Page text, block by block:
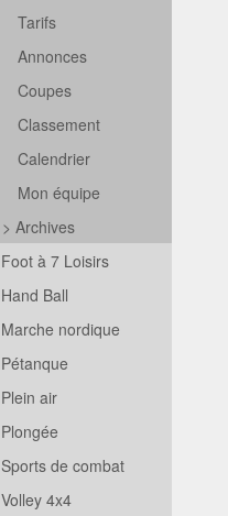
Tarifs
Annonces
Coupes
Classement
Calendrier
Mon équipe
> Archives
Foot à 7 Loisirs
Hand Ball
Marche nordique
Pétanque
Plein air
Plongée
Sports de combat
Volley 4x4